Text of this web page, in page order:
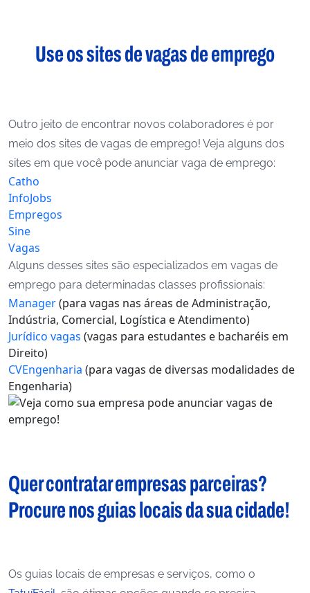
Use os sites de vagas de emprego
Outro jeito de encontrar novos colaboradores é por
meio dos sites de vagas de emprego! Veja alguns dos
sites em que você pode anunciar vaga de emprego:
Catho
InfoJobs
Empregos
Sine
Vagas
Alguns desses sites são especializados em vagas de
emprego para determinadas classes profissionais:
Manager(para vagas nas áreas de Administração,
Indústria, Comercial, Logística e Atendimento)
Jurídico vagas (vagas para estudantes e bacharéis em
Direito)
CVEngenharia (para vagas de diversas modalidades de
Engenharia)
Quer contratar empresas parceiras?
Procure nos guias locais da sua cidade!
Os guias locais de empresas e serviços, como o